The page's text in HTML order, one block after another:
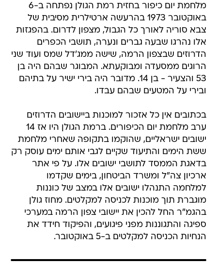
מלחמת יום כיפור בחזית רמת הגולן נפתחה ב-6
באוקטובר 1973 בהרעשה ארטילרית מסיבית של
צבא סוריה לאורך כל הגבול, מצפון לדרום. בהפגזות
אלו נהרגו שבעה גברים ונערה, תושבי הכפרים
הדרוזים שבצפון הרמה, שישה ממג'דל שמס ועוד שני
הרוגים ממסעדה ומבוקעתא. המבוגר שבהם היה בן
53 והצעיר - בן 14. מדובר היה בירי ישיר על בתיהם
ובירי על המטעים שבהם עבדו.
בכתובים אין כל אזכור למוכנות ביישובים הדרוזים
ערב מלחמת יום הכיפורים. ברמת הגולן היו אז 14
ישובים ישראליים, שהוקמו בתקופה שאחרי מלחמת
ששת הימים והתיעוד שקיים לגבי אותם ימים עוסק רק
בדאגת הממסד לתושבי ישובים אלו. על פי אתר
ארכיון צה"ל ומשרד הביטחון, בימים שקדמו
למלחמה התנהלו ישובים אלו במצב של כוננות
מוגברת תוך מוכנות לכניסה למקלטים. מחוז גולן
בהגמ"ר החל להכין את יישובי צפון הרמה במערכי
ספיגה והתגוננות מפני פיגועים, והפיקוד חידד את
הנחיות הכניסה למקלטים ב-5 באוקטובר.